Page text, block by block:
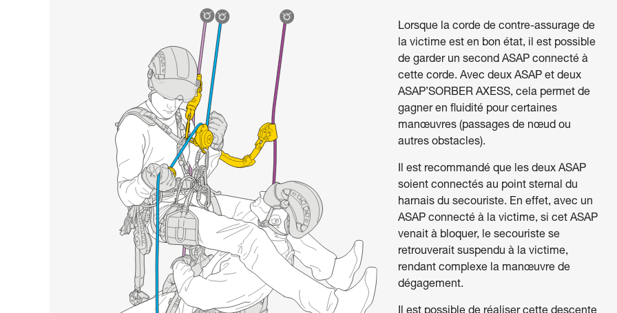
Lorsque la corde de contre-assurage de
la victime est en bon état, il est possible
de garder un second ASAP connecté à
cette corde. Avec deux ASAP et deux
ASAP’SORBER AXESS, cela permet de
gagner en fluidité pour certaines
manœuvres (passages de nœud ou
autres obstacles).
Il est recommandé que les deux ASAP
soient connectés au point sternal du
harnais du secouriste. En effet, avec un
ASAP connecté à la victime, si cet ASAP
venait à bloquer, le secouriste se
retrouverait suspendu à la victime,
rendant complexe la manœuvre de
dégagement.